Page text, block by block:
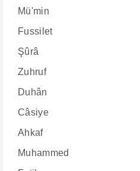
Mü'min
Fussilet
Şûrâ
Zuhruf
Duhân
Câsiye
Ahkaf
Muhammed